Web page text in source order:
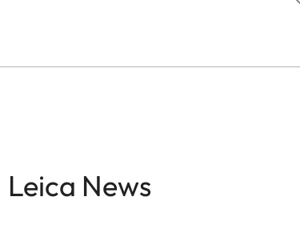
Leica News